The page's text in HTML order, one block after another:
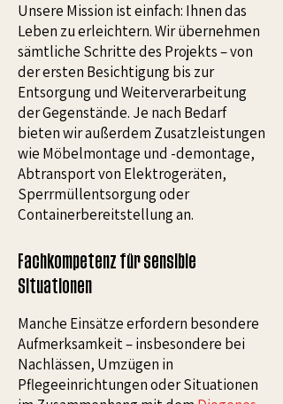
Unsere Mission ist einfach: Ihnen das
Leben zu erleichtern. Wir übernehmen
sämtliche Schritte des Projekts – von
der ersten Besichtigung bis zur
Entsorgung und Weiterverarbeitung
der Gegenstände. Je nach Bedarf
bieten wir außerdem Zusatzleistungen
wie Möbelmontage und -demontage,
Abtransport von Elektrogeräten,
Sperrmüllentsorgung oder
Containerbereitstellung an.
Fachkompetenz für sensible
Situationen
Manche Einsätze erfordern besondere
Aufmerksamkeit – insbesondere bei
Nachlässen, Umzügen in
Pflegeeinrichtungen oder Situationen